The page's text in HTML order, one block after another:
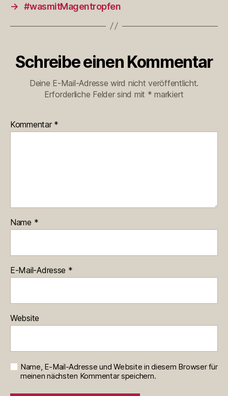
→ #wasmitMagentropfen
Schreibe einen Kommentar
Deine E-Mail-Adresse wird nicht veröffentlicht.
Erforderliche Felder sind mit * markiert
Kommentar *
Name *
E-Mail-Adresse *
Website
Name, E-Mail-Adresse und Website in diesem Browser für
meinen nächsten Kommentar speichern.